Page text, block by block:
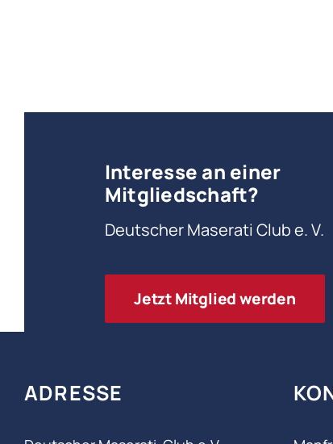
Interesse an einer
Mitgliedschaft?
Deutscher Maserati Club e. V.
Jetzt Mitglied werden
ADRESSE